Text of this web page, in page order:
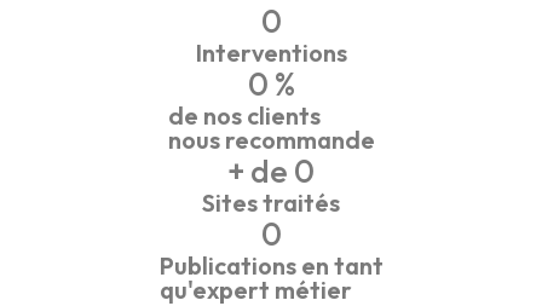
Interventions
0
de nos clients
nous recommande
0 %
Sites traités
+ de 0
Publications en tant
qu'expert métier
0